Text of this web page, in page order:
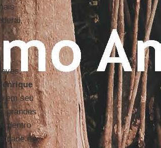
em seu
grandes
dentro
é